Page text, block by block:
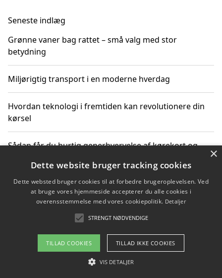
Seneste indlæg
Grønne vaner bag rattet – små valg med stor
betydning
Miljørigtig transport i en moderne hverdag
Hvordan teknologi i fremtiden kan revolutionere din
kørsel
Sådan får du hurtig generhvervelse af kørekort og
Sådan lærer du miljørigtig kørsel hos en køreskole i
Gentofte
Copyright 2026 - Pilanto Aps
Om / kontakt
×
Dette website bruger tracking cookies
Dette websted bruger cookies til at forbedre brugeroplevelsen. Ved
at bruge vores hjemmeside accepterer du alle cookies i
overensstemmelse med vores cookiepolitik. Detaljer
STRENGT NØDVENDIGE
TILLAD COOKIES TILLAD IKKE COOKIES
VIS DETALJER